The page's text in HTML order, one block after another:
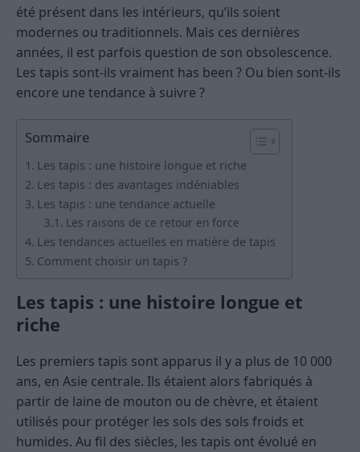
été présent dans les intérieurs, qu’ils soient
modernes ou traditionnels. Mais ces dernières
années, il est parfois question de son obsolescence.
Les tapis sont-ils vraiment has been ? Ou bien sont-ils
encore une tendance à suivre ?
Sommaire
Les tapis : une histoire longue et riche
Les tapis : des avantages indéniables
Les tapis : une tendance actuelle
Les raisons de ce retour en force
Les tendances actuelles en matière de tapis
Comment choisir un tapis ?
Les tapis : une histoire longue et
riche
Les premiers tapis sont apparus il y a plus de 10 000
ans, en Asie centrale. Ils étaient alors fabriqués à
partir de laine de mouton ou de chèvre, et étaient
utilisés pour protéger les sols des sols froids et
humides. Au fil des siècles, les tapis ont évolué en